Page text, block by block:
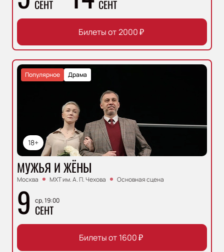
СЕНТ СЕНТ
Билеты от 2000₽
18+
Драма
Популярное
МУЖЬЯ И ЖЁНЫ
Москва МХТ им. А. П. Чехова Основная сцена
9 ср, 19:00
СЕНТ
Билеты от 1600₽